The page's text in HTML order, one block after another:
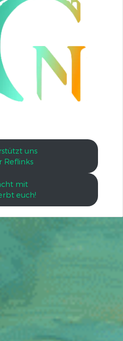
uns
Reflinks
mit
euch!